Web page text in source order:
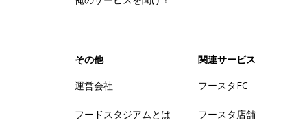
その他
運営会社
フードスタジアムとは
関連サービス
フースタFC
フースタ店舗